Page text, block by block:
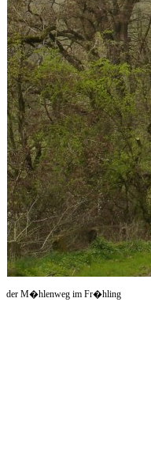
der M�hlenweg im Fr�hling